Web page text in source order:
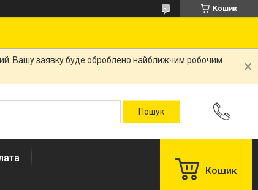
Кошик
Вашу заявку буде оброблено найближчим робочим
Кошик